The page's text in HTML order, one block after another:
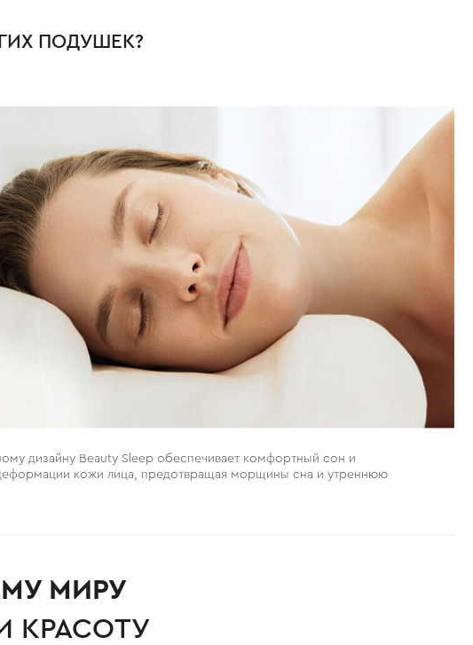
ПОДУШЕК?
дизайну Beauty Sleep обеспечивает комфортный сон и
кожи лица, предотвращая морщины сна и утреннюю
МИРУ
КРАСОТУ